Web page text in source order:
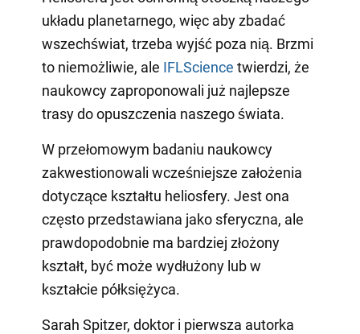
układu planetarnego, więc aby zbadać
wszechświat, trzeba wyjść poza nią. Brzmi
to niemożliwie, ale IFLScience twierdzi, że
naukowcy zaproponowali już najlepsze
trasy do opuszczenia naszego świata.
W przełomowym badaniu naukowcy
zakwestionowali wcześniejsze założenia
dotyczące kształtu heliosfery. Jest ona
często przedstawiana jako sferyczna, ale
prawdopodobnie ma bardziej złożony
kształt, być może wydłużony lub w
kształcie półksiężyca.
Sarah Spitzer, doktor i pierwsza autorka